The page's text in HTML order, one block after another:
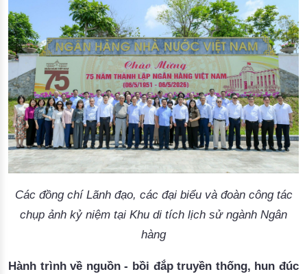
Các đồng chí Lãnh đạo, các đại biểu và đoàn công tác
chụp ảnh kỷ niệm tại Khu di tích lịch sử ngành Ngân
hàng
Hành trình về nguồn - bồi đắp truyền thống, hun đúc